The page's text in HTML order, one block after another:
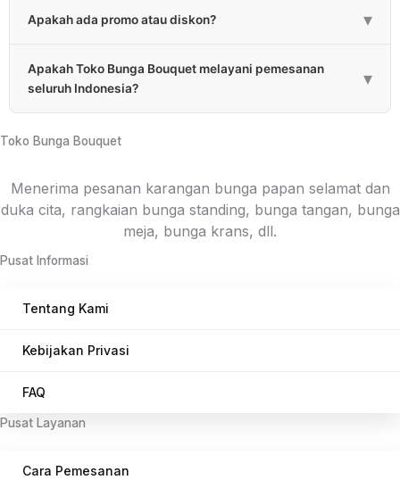
Apakah ada promo atau diskon?
▾
diskon untuk pembelian jumlah tertentu.
Apakah Toko Bunga Bouquet melayani pemesanan
seluruh Indonesia?
▾
Indonesia melalui rekanan. Untuk konsep bunga
Toko Bunga Bouquet
Menerima pesanan karangan bunga papan selamat dan
duka cita, rangkaian bunga standing, bunga tangan, bunga
meja, bunga krans, dll.
Pusat Informasi
Tentang Kami
Kebijakan Privasi
FAQ
Pusat Layanan
Cara Pemesanan